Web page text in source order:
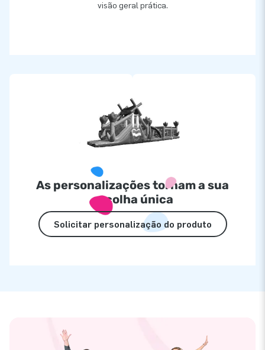
visão geral prática.
As personalizações tornam a sua
escolha única
Solicitar personalização do produto